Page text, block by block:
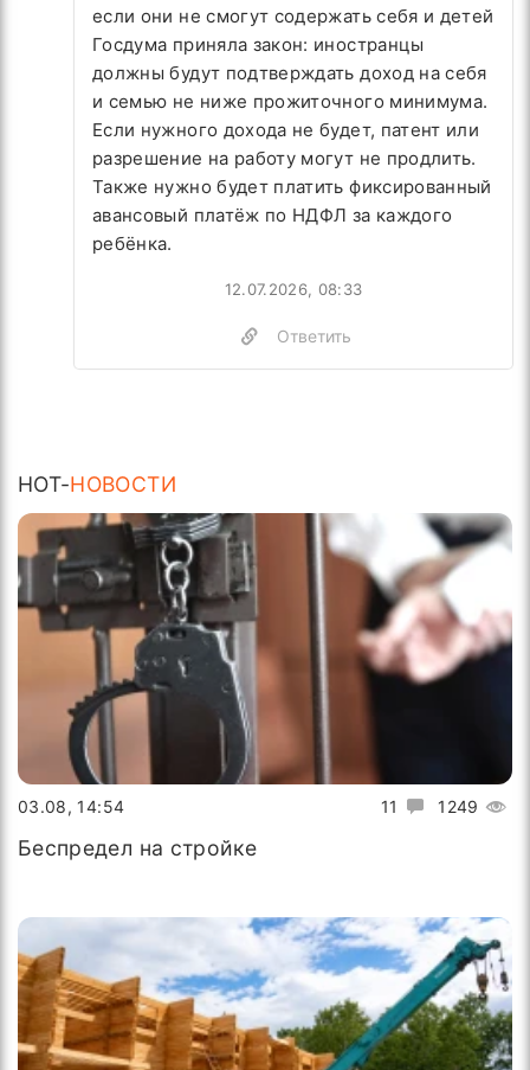
если они не смогут содержать себя и детей
Госдума приняла закон: иностранцы
должны будут подтверждать доход на себя
и семью не ниже прожиточного минимума.
Если нужного дохода не будет, патент или
разрешение на работу могут не продлить.
Также нужно будет платить фиксированный
авансовый платёж по НДФЛ за каждого
ребёнка.
12.07.2026, 08:33
Ответить
HOT-НОВОСТИ
11 1249
03.08, 14:54
Беспредел на стройке